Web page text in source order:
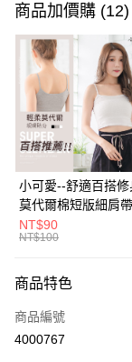
信用卡一次付款
超商取貨付款
LINE Pay
Apple Pay
街口支付
悠遊付
Google Pay
全盈+PAY
大哥付你分期
【大哥付你分期使用說
1.本服務由台灣大哥大
AFTEE先享後付
商品加價購 (12)
小可愛--舒適百搭修
莫代爾棉短版細肩帶
色背心(白.黑.灰L-
U582眼圈熊中大尺碼
NT$90
NT$100
商品特色
商品編號
4000767